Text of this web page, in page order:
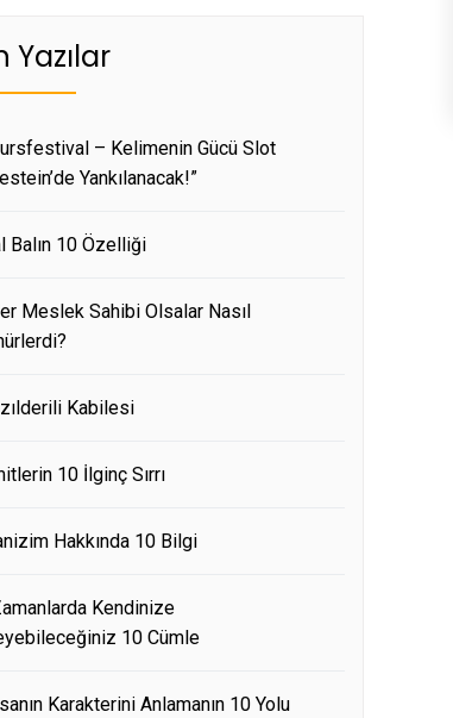
Yazılar
– Kelimenin Gücü Slot
Yankılanacak!”
Balın 10 Özelliği
Meslek Sahibi Olsalar Nasıl
Kabilesi
10 İlginç Sırrı
Hakkında 10 Bilgi
Kendinize
10 Cümle
Karakterini Anlamanın 10 Yolu